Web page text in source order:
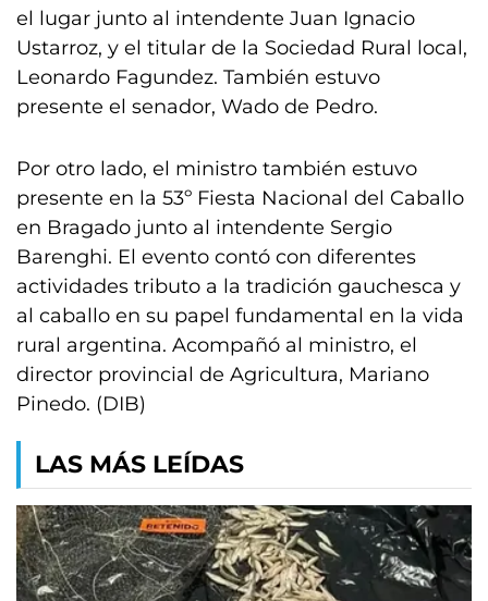
el lugar junto al intendente Juan Ignacio
Ustarroz, y el titular de la Sociedad Rural local,
Leonardo Fagundez. También estuvo
presente el senador, Wado de Pedro.
Por otro lado, el ministro también estuvo
presente en la 53º Fiesta Nacional del Caballo
en Bragado junto al intendente Sergio
Barenghi. El evento contó con diferentes
actividades tributo a la tradición gauchesca y
al caballo en su papel fundamental en la vida
rural argentina. Acompañó al ministro, el
director provincial de Agricultura, Mariano
Pinedo. (DIB)
LAS MÁS LEÍDAS